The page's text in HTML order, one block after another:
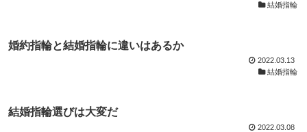
結婚指輪
婚約指輪と結婚指輪に違いはあるか
2022.03.13
結婚指輪
結婚指輪選びは大変だ
2022.03.08